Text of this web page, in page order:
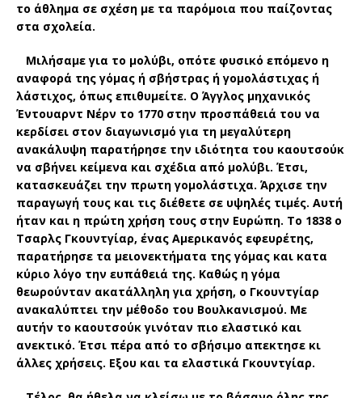
το άθλημα σε σχέση με τα παρόμοια που παίζοντας
στα σχολεία.
Μιλήσαμε για το μολύβι, οπότε φυσικό επόμενο η
αναφορά της γόμας ή σβήστρας ή γομολάστιχας ή
λάστιχος, όπως επιθυμείτε. Ο Άγγλος μηχανικός
Έντουαρντ Νέρν το 1770 στην προσπάθειά του να
κερδίσει στον διαγωνισμό για τη μεγαλύτερη
ανακάλυψη παρατήρησε την ιδιότητα του καουτσούκ
να σβήνει κείμενα και σχέδια από μολύβι. Έτσι,
κατασκευάζει την πρωτη γομολάστιχα. Άρχισε την
παραγωγή τους και τις διέθετε σε υψηλές τιμές. Αυτή
ήταν και η πρώτη χρήση τους στην Ευρώπη. Το 1838 ο
Τσαρλς Γκουντγίαρ, ένας Αμερικανός εφευρέτης,
παρατήρησε τα μειονεκτήματα της γόμας και κατα
κύριο λόγο την ευπάθειά της. Καθώς η γόμα
θεωρούνταν ακατάλληλη για χρήση, ο Γκουντγίαρ
ανακαλύπτει την μέθοδο του Βουλκανισμού. Με
αυτήν το καουτσούκ γινόταν πιο ελαστικό και
ανεκτικό. Έτσι πέρα από το σβήσιμο απεκτησε κι
άλλες χρήσεις. Εξου και τα ελαστικά Γκουντγίαρ.